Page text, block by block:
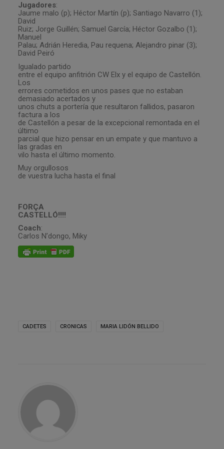
Jugadores:
Jaume malo (p); Héctor Martín (p); Santiago Navarro (1);
David
Ruiz; Jorge Guillén; Samuel García; Héctor Gozalbo (1);
Manuel
Palau; Adrián Heredia, Pau requena; Alejandro pinar (3);
David Peiró
Igualado partido
entre el equipo anfitrión CW Elx y el equipo de Castellón.
Los
errores cometidos en unos pases que no estaban
demasiado acertados y
unos chuts a portería que resultaron fallidos, pasaron
factura a los
de Castellón a pesar de la excepcional remontada en el
último
parcial que hizo pensar en un empate y que mantuvo a
las gradas en
vilo hasta el último momento.
Muy orgullosos
de vuestra lucha hasta el final
FORÇA
CASTELLÓ!!!!
Coach:
Carlos N’dongo, Miky
CADETES CRONICAS MARIA LIDÓN BELLIDO